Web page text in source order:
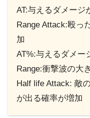
AT:与えるダメージ
Range Attack:殴っ
加
AT%:与えるダメー
Range:衝撃波の大
Half life Attack: 敵
が出る確率が増加